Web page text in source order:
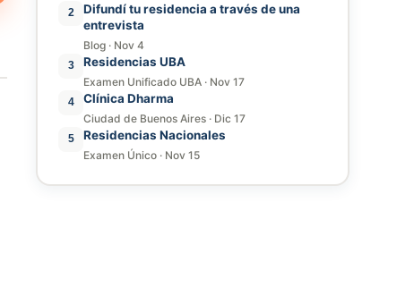
2
Difundí tu residencia a través de una
entrevista
Blog · Nov 4
3 Residencias UBA
Examen Unificado UBA · Nov 17
4 Clínica Dharma
Ciudad de Buenos Aires · Dic 17
5 Residencias Nacionales
Examen Único · Nov 15